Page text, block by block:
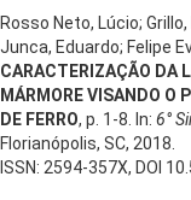
Rosso Neto, Lúcio;
Junca, Eduardo; Felipe
CARACTERIZAÇÃO DA
MÁRMORE VISANDO O
DE FERRO, p. 1-8. In: 6°
Florianópolis, SC, 2018.
ISSN: 2594-357X, DOI